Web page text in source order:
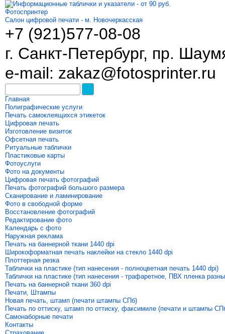
Фотоспринтер
Салон цифровой печати - м. Новочеркасская
+7 (921)577-08-08
г. Санкт-Петербург, пр.
e-mail: zakaz@fotosprinter.ru
Главная
Полиграфические услуги
Печать самоклеящихся этикеток
Цифровая печать
Изготовление визиток
Офсетная печать
Ритуальные таблички
Пластиковые карты
Фотоуслуги
Фото на документы
Цифровая печать фотографий
Печать фотографий большого размера
Сканирование и ламинирование
Фото в свободной форме
Восстановление фотографий
Редактирование фото
Календарь с фото
Наружная реклама
Печать на баннерной ткани 1440 dpi
Широкоформатная печать наклейки на стекло 1440 dpi
Плоттерная резка
Таблички на пластике (тип нанесения - полноцветная печать 1440 dpi)
Таблички на пластике (тип нанесения - трафаретное, ПВХ пленка
Печать на баннерной ткани 360 dpi
Печати, Штампы
Новая печать, штамп (печати штампы СПб)
Печать по оттиску, штамп по оттиску, факсимиле (печати и штампы
Самонаборные печати
Контакты